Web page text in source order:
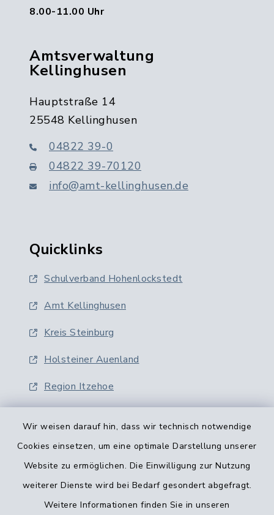
Wir weisen darauf hin, dass wir technisch notwendige
Cookies einsetzen, um eine optimale Darstellung unserer
Website zu ermöglichen. Die Einwilligung zur Nutzung
weiterer Dienste wird bei Bedarf gesondert abgefragt.
Weitere Informationen finden Sie in unseren
8.00-11.00 Uhr
Amtsverwaltung
Kellinghusen
Hauptstraße 14
25548 Kellinghusen
04822 39-0
04822 39-70120
info@amt-kellinghusen.de
Quicklinks
Schulverband Hohenlockstedt
Amt Kellinghusen
Kreis Steinburg
Holsteiner Auenland
Region Itzehoe
Barrierefreiheit